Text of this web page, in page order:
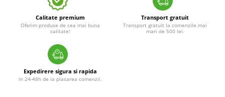
Calitate premium
Oferim produse de cea mai buna
calitate!
Transport gratuit
Transport gratuit la comenzile mai
mari de 500 lei.
Expedirere sigura si rapida
In 24-48h de la plasarea comenzii.